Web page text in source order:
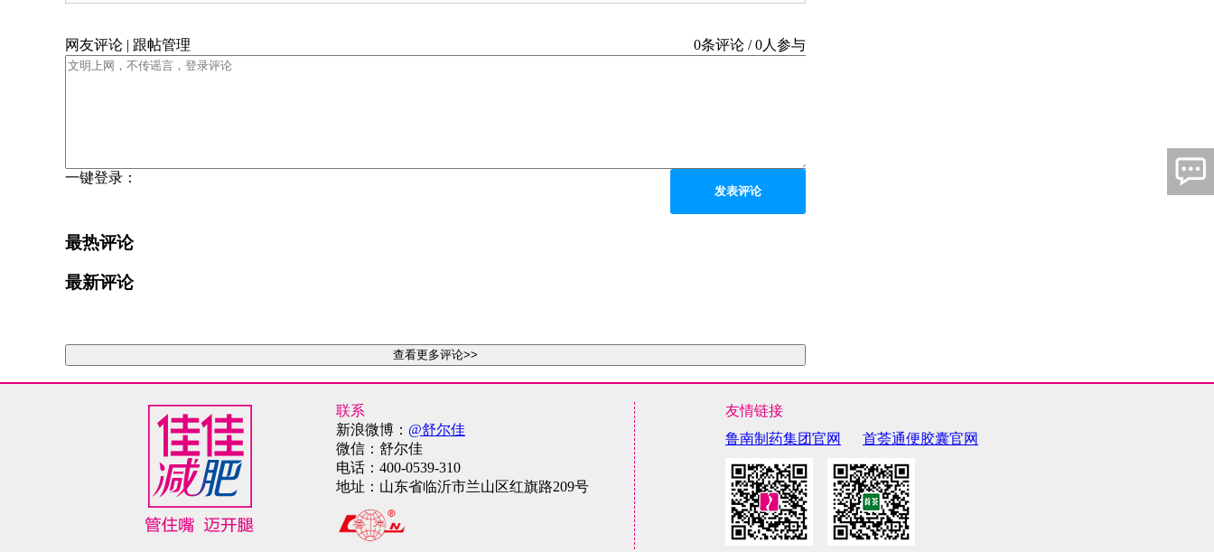
网友评论 | 跟帖管理 0条评论 / 0人参与
一键登录：
发表评论
最热评论
最新评论
查看更多评论>>
联系
新浪微博： @舒尔佳
微信：舒尔佳
电话： 400-0539-310
地址： 山东省临沂市兰山区红旗路209号
友情链接
鲁南制药集团官网
首荟通便胶囊官网